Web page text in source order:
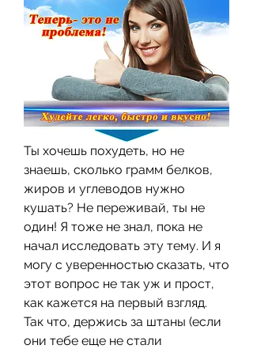
Ты хочешь похудеть, но не
знаешь, сколько грамм белков,
жиров и углеводов нужно
кушать? Не переживай, ты не
один! Я тоже не знал, пока не
начал исследовать эту тему. И я
могу с уверенностью сказать, что
этот вопрос не так уж и прост,
как кажется на первый взгляд.
Так что, держись за штаны (если
они тебе еще не стали